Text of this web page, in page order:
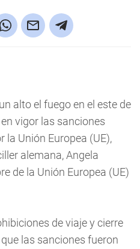
alto el fuego en el este de
vigor las sanciones
la Unión Europea (UE),
alemana, Angela
de la Unión Europea (UE)
de viaje y cierre
las sanciones fueron